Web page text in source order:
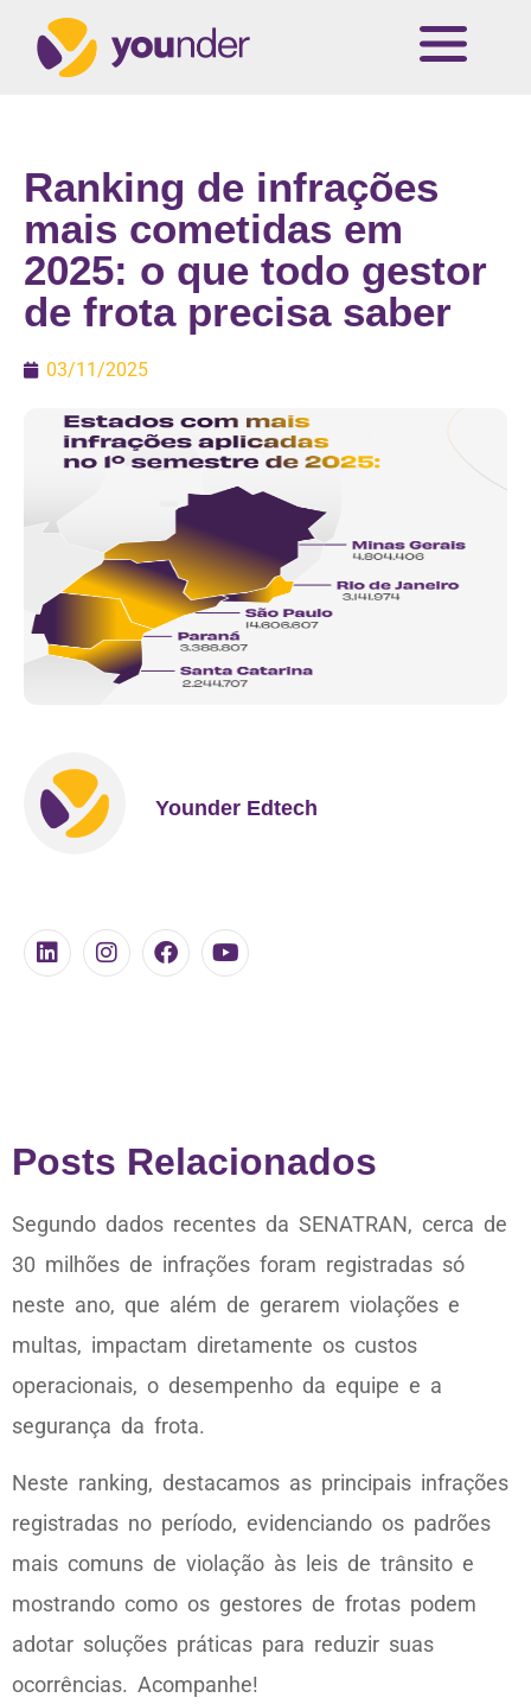
Ranking de infrações
mais cometidas em
2025: o que todo gestor
de frota precisa saber
03/11/2025
Younder Edtech
Posts Relacionados
Segundo dados recentes da SENATRAN, cerca de
30 milhões de infrações foram registradas só
neste ano, que além de gerarem violações e
multas, impactam diretamente os custos
operacionais, o desempenho da equipe e a
segurança da frota.
Neste ranking, destacamos as principais infrações
registradas no período, evidenciando os padrões
mais comuns de violação às leis de trânsito e
mostrando como os gestores de frotas podem
adotar soluções práticas para reduzir suas
ocorrências. Acompanhe!